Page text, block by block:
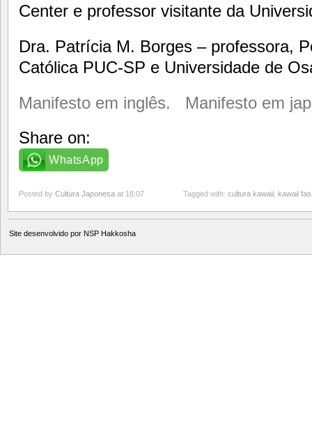
Center e professor visitante da
Dra. Patrícia M. Borges – professora,
Católica PUC-SP e Universidade de
Manifesto em inglês.
Manifesto em
Share on:
WhatsApp
Posted by Cultura Japonesa at 18:07 Tagged with: cultura kawaii kawaii
Site desenvolvido por NSP Hakkosha